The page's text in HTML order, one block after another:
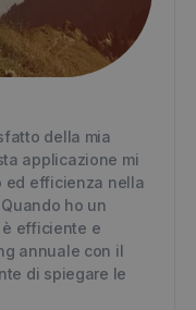
della mia
applicazione mi
ed efficienza nella
ho un
efficiente e
annuale con il
di spiegare le